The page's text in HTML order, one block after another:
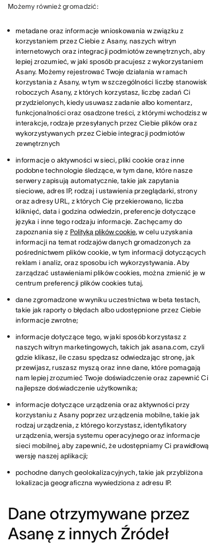
Możemy również gromadzić:
metadane oraz informacje wnioskowania w związku z
korzystaniem przez Ciebie z Asany, naszych witryn
internetowych oraz integracji podmiotów zewnętrznych, aby
lepiej zrozumieć, w jaki sposób pracujesz z wykorzystaniem
Asany. Możemy rejestrować Twoje działania w ramach
korzystania z Asany, w tym w szczególności liczbę stanowisk
roboczych Asany, z których korzystasz, liczbę zadań Ci
przydzielonych, kiedy usuwasz zadanie albo komentarz,
funkcjonalności oraz osadzone treści, z którymi wchodzisz w
interakcje, rodzaje przesyłanych przez Ciebie plików oraz
wykorzystywanych przez Ciebie integracji podmiotów
zewnętrznych
informacje o aktywności w sieci, pliki cookie oraz inne
podobne technologie śledzące, w tym dane, które nasze
serwery zapisują automatycznie, takie jak zapytania
sieciowe, adres IP, rodzaj i ustawienia przeglądarki, strony
oraz adresy URL, z których Cię przekierowano, liczba
kliknięć, data i godzina odwiedzin, preferencje dotyczące
języka i inne tego rodzaju informacje. Zachęcamy do
zapoznania się z Polityką plików cookie, w celu uzyskania
informacji na temat rodzajów danych gromadzonych za
pośrednictwem plików cookie, w tym informacji dotyczących
reklam i analiz, oraz sposobu ich wykorzystywania. Aby
zarządzać ustawieniami plików cookies, można zmienić je w
centrum preferencji plików cookies tutaj.
dane zgromadzone w wyniku uczestnictwa w beta testach,
takie jak raporty o błędach albo udostępnione przez Ciebie
informacje zwrotne;
informacje dotyczące tego, w jaki sposób korzystasz z
naszych witryn marketingowych, takich jak asana.com, czyli
gdzie klikasz, ile czasu spędzasz odwiedzając stronę, jak
przewijasz, ruszasz myszą oraz inne dane, które pomagają
nam lepiej zrozumieć Twoje doświadczenie oraz zapewnić Ci
najlepsze doświadczenie użytkownika;
informacje dotyczące urządzenia oraz aktywności przy
korzystaniu z Asany poprzez urządzenia mobilne, takie jak
rodzaj urządzenia, z którego korzystasz, identyfikatory
urządzenia, wersja systemu operacyjnego oraz informacje
sieci mobilnej, aby zapewnić, że udostępniamy Ci prawidłową
wersję naszej aplikacji;
pochodne danych geolokalizacyjnych, takie jak przybliżona
lokalizacja geograficzna wywiedziona z adresu IP.
Dane otrzymywane przez
Asanę z innych Źródeł